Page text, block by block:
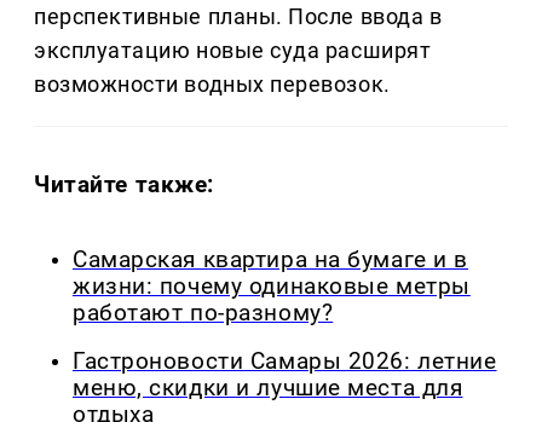
перспективные планы. После ввода в
эксплуатацию новые суда расширят
возможности водных перевозок.
Читайте также:
Самарская квартира на бумаге и в
жизни: почему одинаковые метры
работают по-разному?
Гастроновости Самары 2026: летние
меню, скидки и лучшие места для
отдыха